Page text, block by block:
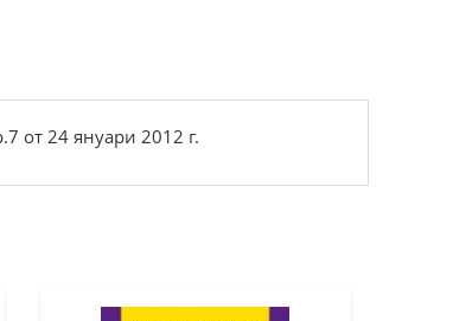
от 24 януари 2012 г.